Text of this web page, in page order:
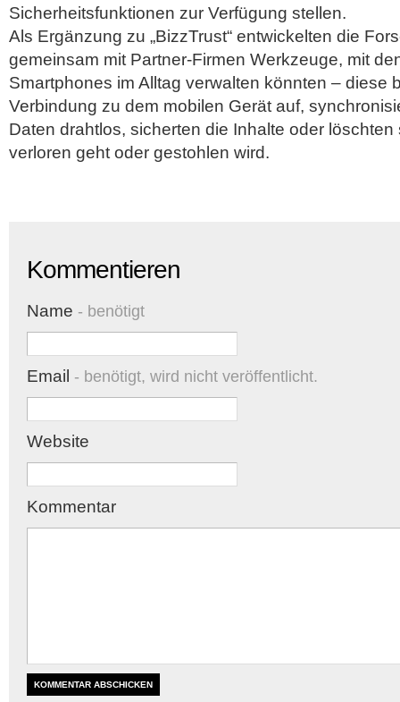
Sicherheitsfunktionen zur Verfügung stellen.
Als Ergänzung zu „BizzTrust“ entwickelten die
gemeinsam mit Partner-Firmen Werkzeuge, mit
Smartphones im Alltag verwalten könnten – diese
Verbindung zu dem mobilen Gerät auf,
Daten drahtlos, sicherten die Inhalte oder löschten
verloren geht oder gestohlen wird.
Kommentieren
Name - benötigt
Email - benötigt, wird nicht veröffentlicht.
Website
Kommentar